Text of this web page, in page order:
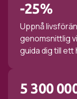
-25%
Uppnå
genomsnittlig
guida dig till ett
5 300